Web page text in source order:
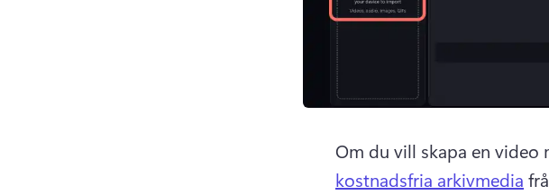
Om du vill skapa en video
kostnadsfria arkivmedia